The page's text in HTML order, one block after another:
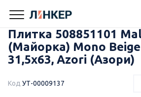
Плитка 508851101
(Майорка) Mono
31,5х63, Azori (Азори)
Код УТ-00009137